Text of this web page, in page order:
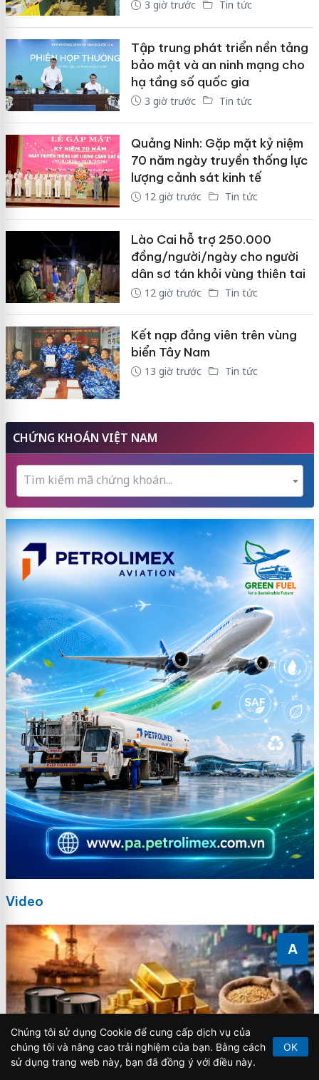
A
3 giờ trước Tin tức
Tập trung phát triển nền tảng
bảo mật và an ninh mạng cho
hạ tầng số quốc gia
3 giờ trước Tin tức
Quảng Ninh: Gặp mặt kỷ niệm
70 năm ngày truyền thống lực
lượng cảnh sát kinh tế
12 giờ trước Tin tức
Lào Cai hỗ trợ 250.000
đồng/người/ngày cho người
dân sơ tán khỏi vùng thiên tai
12 giờ trước Tin tức
Kết nạp đảng viên trên vùng
biển Tây Nam
13 giờ trước Tin tức
CHỨNG KHOÁN VIỆT NAM
Tìm kiếm mã chứng khoán...
Video
Chúng tôi sử dụng Cookie để cung cấp dịch vụ của
chúng tôi và nâng cao trải nghiệm của bạn. Bằng cách
sử dụng trang web này, bạn đã đồng ý với điều này.
OK